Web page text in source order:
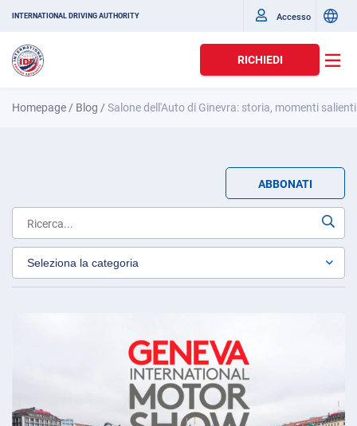
INTERNATIONAL DRIVING AUTHORITY Accesso
RICHIEDI
Homepage / Blog /Salone dell'Auto di Ginevra: storia, momenti
ABBONATI